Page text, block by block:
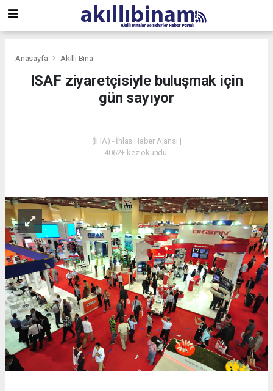
Anasayfa Akıllı Bina
ISAF ziyaretçisiyle buluşmak için
gün sayıyor
(İHA) - İhlas Haber Ajansı |
4062+ kez okundu.